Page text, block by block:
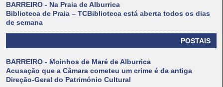
BARREIRO - Na Praia de Alburrica
Biblioteca de Praia – TCBiblioteca está aberta todos os dias
de semana
POSTAIS
BARREIRO - Moinhos de Maré de Alburrica
Acusação que a Câmara cometeu um crime é da antiga
Direção-Geral do Património Cultural